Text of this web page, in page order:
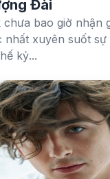
Đài
bao giờ nhận
nhất xuyên suốt sự
kỷ...